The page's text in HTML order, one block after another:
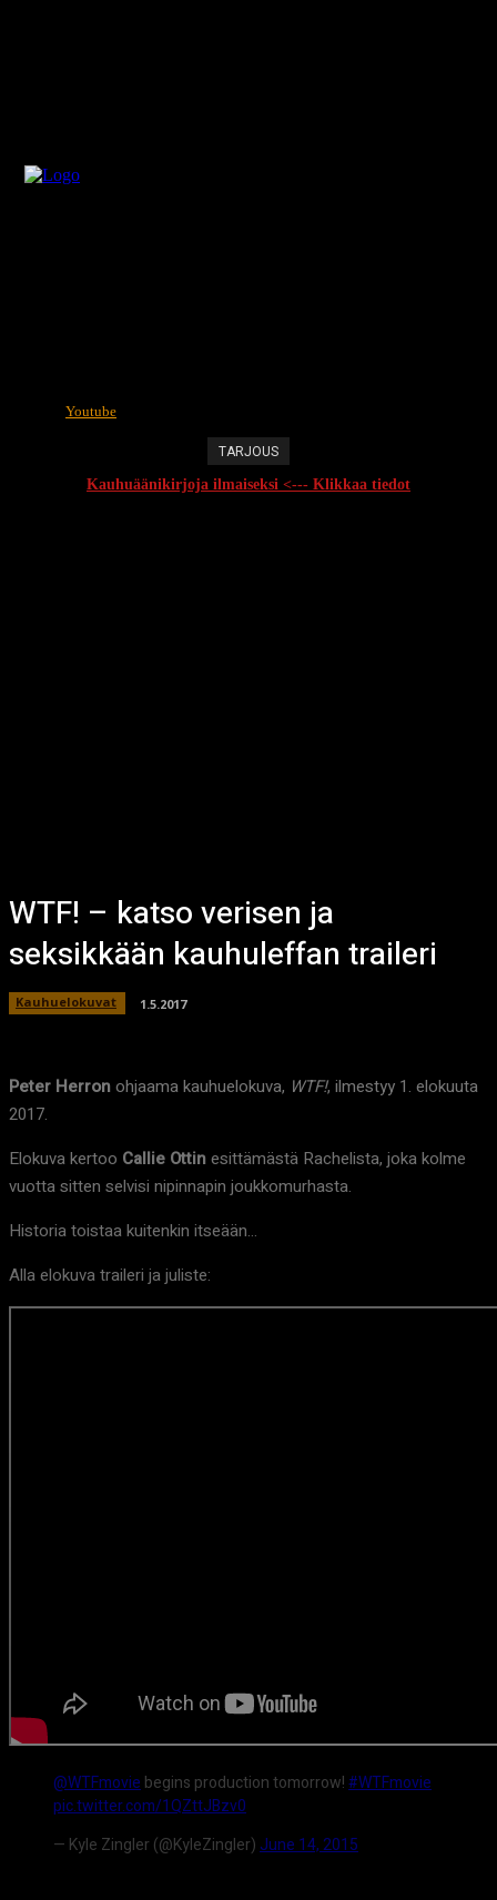
Youtube
TARJOUS
Kauhuäänikirjoja ilmaiseksi <--- Klikkaa tiedot
WTF! – katso verisen ja
seksikkään kauhuleffan traileri
Kauhuelokuvat 1.5.2017
Peter Herronohjaama kauhuelokuva, WTF!, ilmestyy 1. elokuuta
2017.
Elokuva kertoo Callie Ottinesittämästä Rachelista, joka kolme
vuotta sitten selvisi nipinnapin joukkomurhasta.
Historia toistaa kuitenkin itseään…
Alla elokuva traileri ja juliste:
@WTFmoviebegins production tomorrow!#WTFmovie
pic.twitter.com/1QZttJBzv0
— Kyle Zingler (@KyleZingler)June 14, 2015